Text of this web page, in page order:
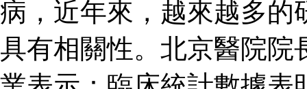
病，近年來，越來越多的
具有相關性。北京醫院院